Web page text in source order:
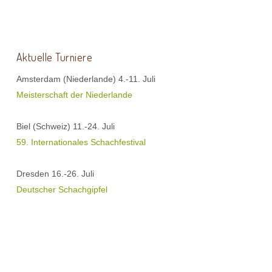
Aktuelle Turniere
Amsterdam (Niederlande) 4.-11. Juli
Meisterschaft der Niederlande
Biel (Schweiz) 11.-24. Juli
59. Internationales Schachfestival
Dresden 16.-26. Juli
Deutscher Schachgipfel